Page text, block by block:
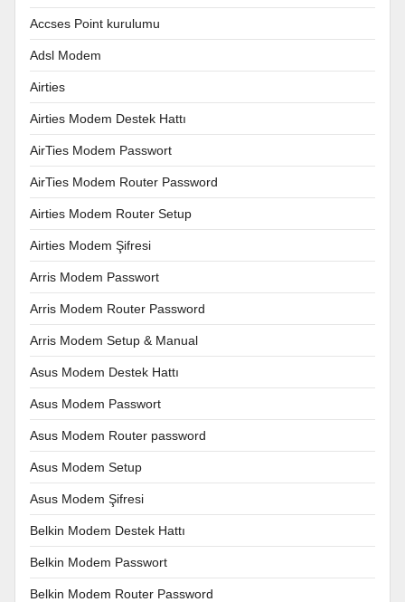
Accses Point kurulumu
Adsl Modem
Airties
Airties Modem Destek Hattı
AirTies Modem Passwort
AirTies Modem Router Password
Airties Modem Router Setup
Airties Modem Şifresi
Arris Modem Passwort
Arris Modem Router Password
Arris Modem Setup & Manual
Asus Modem Destek Hattı
Asus Modem Passwort
Asus Modem Router password
Asus Modem Setup
Asus Modem Şifresi
Belkin Modem Destek Hattı
Belkin Modem Passwort
Belkin Modem Router Password